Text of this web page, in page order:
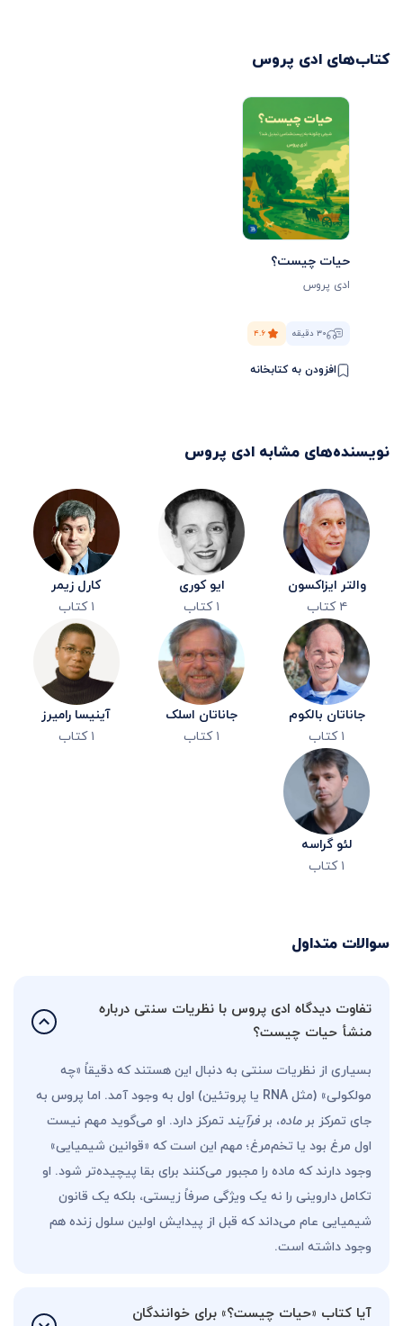
کتاب‌های ادی پروس
حیات چیست؟
ادی پروس
۳۰ دقیقه ۴.۶
افزودن به کتابخانه
نویسنده‌های مشابه ادی پروس
والتر ایزاکسون
۴ کتاب
ایو کوری
۱ کتاب
کارل زیمر
۱ کتاب
جاناتان بالکوم
۱ کتاب
جاناتان اسلک
۱ کتاب
آینیسا رامیرز
۱ کتاب
لئو گراسه
۱ کتاب
سوالات متداول
تفاوت دیدگاه ادی پروس با نظریات سنتی درباره
منشأ حیات چیست؟
بسیاری از نظریات سنتی به دنبال این هستند که دقیقاً «چه
مولکولی» (مثل RNA یا پروتئین) اول به وجود آمد. اما پروس به
جای تمرکز برماده، برفرآیند تمرکز دارد. او می‌گوید مهم نیست
اول مرغ بود یا تخم‌مرغ؛ مهم این است که «قوانین شیمیایی»
وجود دارند که ماده را مجبور می‌کنند برای بقا پیچیده‌تر شود. او
تکامل داروینی را نه یک ویژگی صرفاً زیستی، بلکه یک قانون
شیمیایی عام می‌داند که قبل از پیدایش اولین سلول زنده هم
وجود داشته است.
آیا کتاب «حیات چیست؟» برای خوانندگان